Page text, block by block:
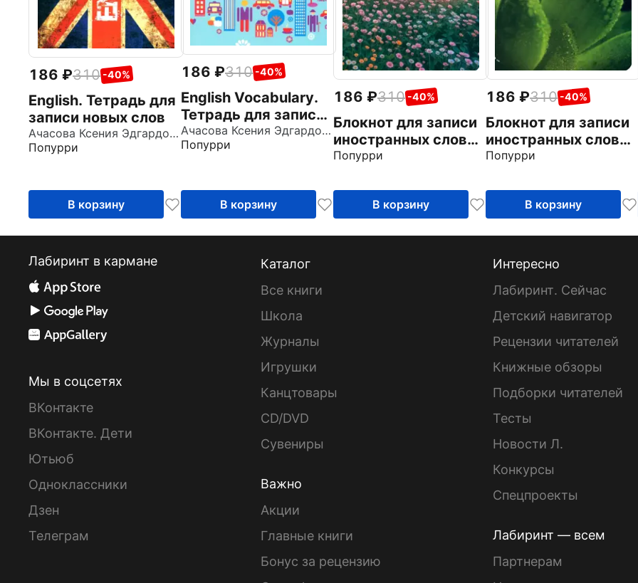
186 310 -40%
English. Тетрадь для
записи новых слов
Ачасова Ксения Эдгардовна
Попурри
В корзину
186 310 -40%
English Vocabulary.
Тетрадь для записи
слов
Ачасова Ксения Эдгардовна
Попурри
В корзину
186 310 -40%
Блокнот для записи
иностранных слов
Цветы
Попурри
В корзину
186 310 -40%
Блокнот для записи
иностранных слов
Суккулент
Попурри
В корзину
Лабиринт в кармане
Мы в соцсетях
ВКонтакте
ВКонтакте. Дети
Ютьюб
Одноклассники
Дзен
Телеграм
Каталог
Все книги
Школа
Журналы
Игрушки
Канцтовары
CD/DVD
Сувениры
Важно
Акции
Главные книги
Бонус за рецензию
Интересно
Лабиринт. Сейчас
Детский навигатор
Рецензии читателей
Книжные обзоры
Подборки читателей
Тесты
Новости Л.
Конкурсы
Спецпроекты
Лабиринт — всем
Партнерам